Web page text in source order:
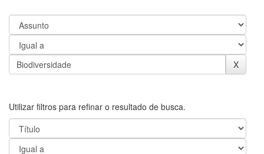
Utilizar filtros para refinar o resultado de busca.